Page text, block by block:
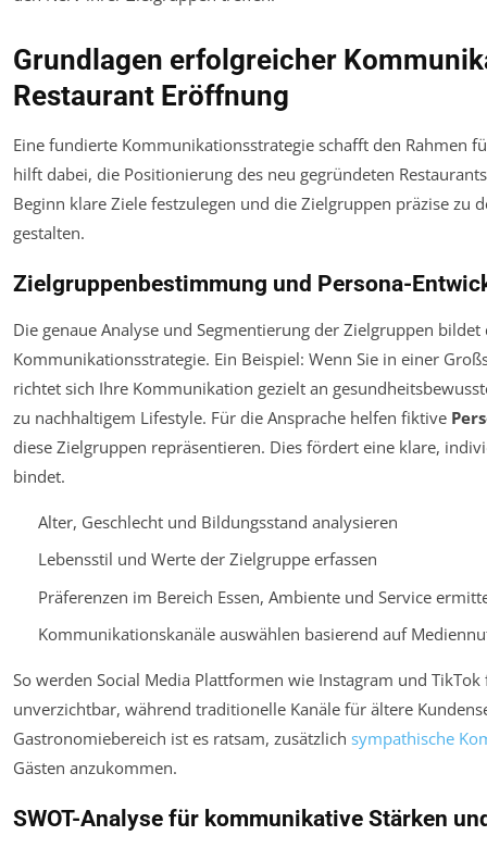
Grundlagen erfolgreicher
Restaurant Eröffnung
Eine fundierte Kommunikationsstrategie schafft den Rahmen
hilft dabei, die Positionierung des neu gegründeten
Beginn klare Ziele festzulegen und die Zielgruppen präzise zu
gestalten.
Zielgruppenbestimmung und Persona-
Die genaue Analyse und Segmentierung der Zielgruppen
Kommunikationsstrategie. Ein Beispiel: Wenn Sie in einer
richtet sich Ihre Kommunikation gezielt an
zu nachhaltigem Lifestyle. Für die Ansprache helfen fiktive
diese Zielgruppen repräsentieren. Dies fördert eine klare,
bindet.
Alter, Geschlecht und Bildungsstand analysieren
Lebensstil und Werte der Zielgruppe erfassen
Präferenzen im Bereich Essen, Ambiente und Service
Kommunikationskanäle auswählen basierend auf
So werden Social Media Plattformen wie Instagram und
unverzichtbar, während traditionelle Kanäle für ältere
Gastronomiebereich ist es ratsam, zusätzlich sympathische
Gästen anzukommen.
SWOT-Analyse für kommunikative Stärken